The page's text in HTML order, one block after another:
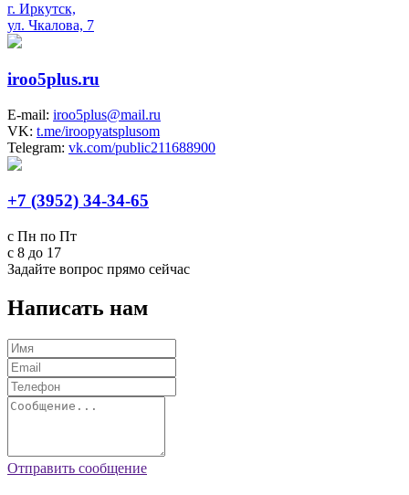
г. Иркутск,
ул. Чкалова, 7
iroo5plus.ru
E-mail: iroo5plus@mail.ru
VK: t.me/iroopyatsplusom
Telegram: vk.com/public211688900
+7 (3952) 34-34-65
c Пн по Пт
с 8 до 17
Задайте вопрос прямо сейчас
Написать нам
Отправить сообщение